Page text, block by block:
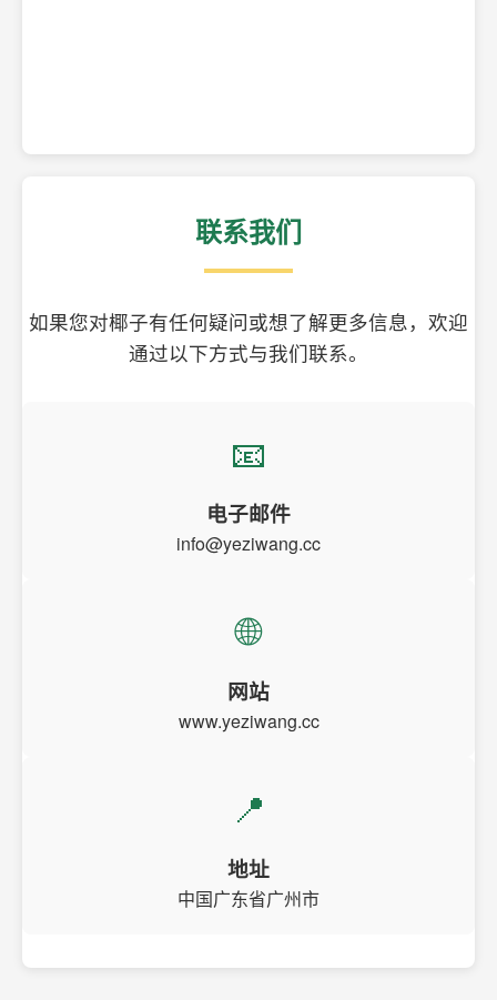
联系我们
如果您对椰子有任何疑问或想了解更多信息，欢迎
通过以下方式与我们联系。
📧
电子邮件
info@yeziwang.cc
🌐
网站
www.yeziwang.cc
📍
地址
中国广东省广州市